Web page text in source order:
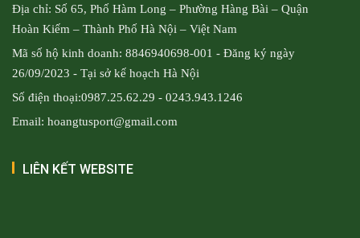
Địa chỉ: Số 65, Phố Hàm Long – Phường Hàng Bài – Quận
Hoàn Kiếm – Thành Phố Hà Nội – Việt Nam
Mã số hộ kinh doanh: 8846940698-001 - Đăng ký ngày
26/09/2023 - Tại sở kế hoạch Hà Nội
Số điện thoại:0987.25.62.29 - 0243.943.1246
Email: hoangtusport@gmail.com
LIÊN KẾT WEBSITE